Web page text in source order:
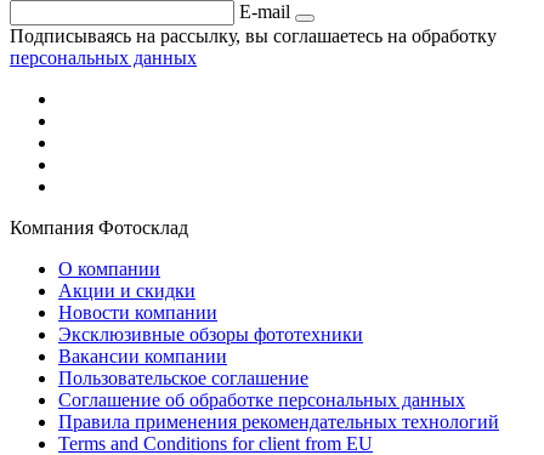
E-mail
Подписываясь на рассылку, вы соглашаетесь на обработку
персональных данных
Компания Фотосклад
О компании
Акции и скидки
Новости компании
Эксклюзивные обзоры фототехники
Вакансии компании
Пользовательское соглашение
Соглашение об обработке персональных данных
Правила применения рекомендательных технологий
Terms and Conditions for client from EU